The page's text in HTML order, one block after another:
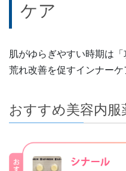
ケア
肌がゆらぎやすい時期は
荒れ改善を促すインナーケ
おすすめ美容内服